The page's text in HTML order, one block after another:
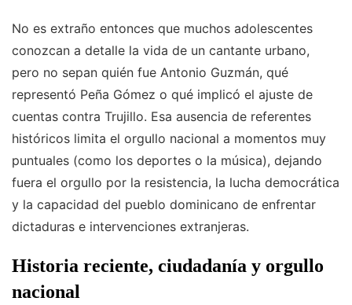
No es extraño entonces que muchos adolescentes
conozcan a detalle la vida de un cantante urbano,
pero no sepan quién fue Antonio Guzmán, qué
representó Peña Gómez o qué implicó el ajuste de
cuentas contra Trujillo. Esa ausencia de referentes
históricos limita el orgullo nacional a momentos muy
puntuales (como los deportes o la música), dejando
fuera el orgullo por la resistencia, la lucha democrática
y la capacidad del pueblo dominicano de enfrentar
dictaduras e intervenciones extranjeras.
Historia reciente, ciudadanía y orgullo
nacional